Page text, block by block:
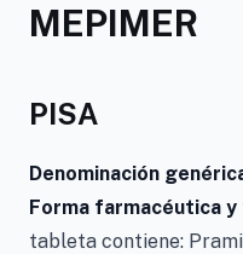
MEPIMER
PISA
Denominación
Forma farmacéutica
tableta contiene: